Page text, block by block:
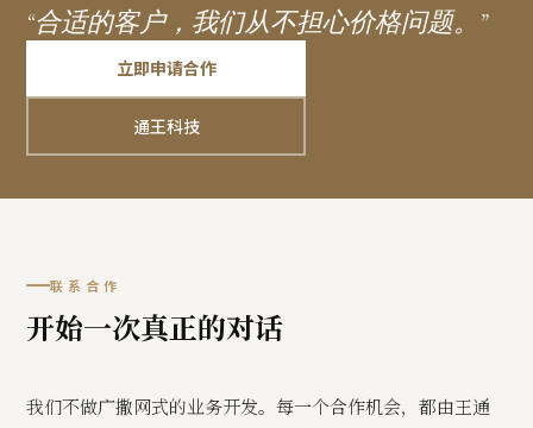
“合适的客户，我们从不担心价格问题。”
立即申请合作
通王科技
联系合作
开始一次真正的对话
我们不做广撒网式的业务开发。每一个合作机会，都由王通